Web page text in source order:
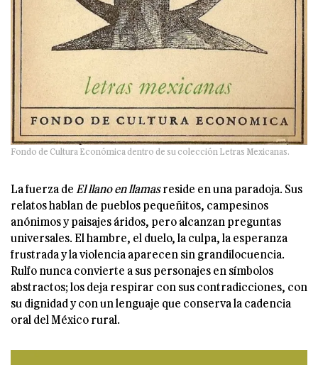
Fondo de Cultura Económica dentro de su colección Letras Mexicanas.
La fuerza de El llano en llamasreside en una paradoja. Sus
relatos hablan de pueblos pequeñitos, campesinos
anónimos y paisajes áridos, pero alcanzan preguntas
universales. El hambre, el duelo, la culpa, la esperanza
frustrada y la violencia aparecen sin grandilocuencia.
Rulfo nunca convierte a sus personajes en símbolos
abstractos; los deja respirar con sus contradicciones, con
su dignidad y con un lenguaje que conserva la cadencia
oral del México rural.